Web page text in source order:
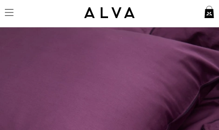
Örngott Strimma - Autumn